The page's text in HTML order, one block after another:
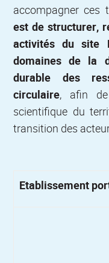
accompagner ces
est de structurer,
activités du site
domaines de la
durable des
circulaire, afin de
scientifique du
transition des
Etablissement